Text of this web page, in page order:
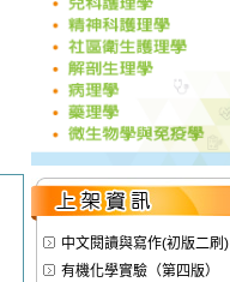
中文閱讀與寫作(初版二刷)
有機化學實驗（第四版）